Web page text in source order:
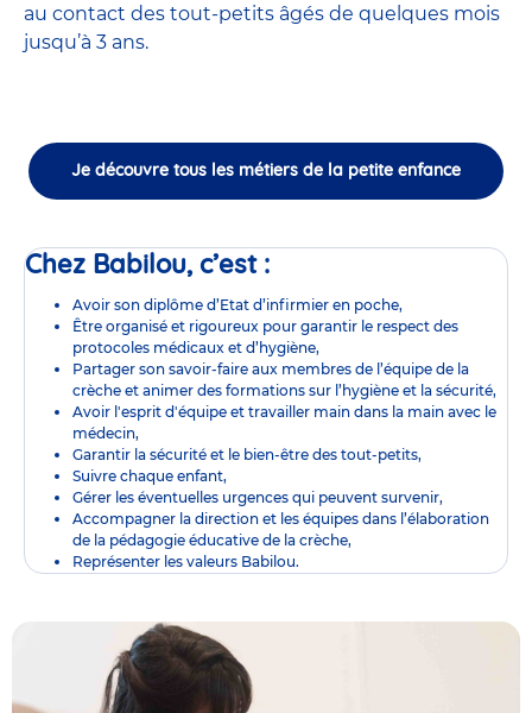
au contact des tout-petits âgés de quelques mois
jusqu’à 3 ans.
Je découvre tous les métiers de la petite enfance
Chez Babilou, c’est :
Avoir son diplôme d’Etat d’infirmier en poche,
Être organisé et rigoureux pour garantir le respect des
protocoles médicaux et d’hygiène,
Partager son savoir-faire aux membres de l’équipe de la
crèche et animer des formations sur l’hygiène et la sécurité,
Avoir l'esprit d'équipe et travailler main dans la main avec le
médecin,
Garantir la sécurité et le bien-être des tout-petits,
Suivre chaque enfant,
Gérer les éventuelles urgences qui peuvent survenir,
Accompagner la direction et les équipes dans l’élaboration
de la pédagogie éducative de la crèche,
Représenter les valeurs Babilou.